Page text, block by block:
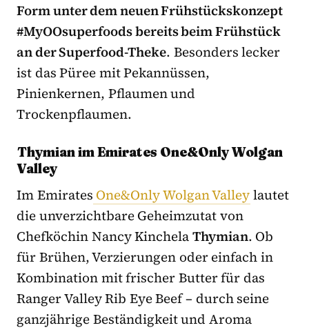
Form unter dem neuen Frühstückskonzept
#MyOOsuperfoods bereits beim Frühstück
an der Superfood-Theke. Besonders lecker
ist das Püree mit Pekannüssen,
Pinienkernen, Pflaumen und
Trockenpflaumen.
Thymian im Emirates One&Only Wolgan
Valley
Im Emirates One&Only Wolgan Valleylautet
die unverzichtbare Geheimzutat von
Chefköchin Nancy KinchelaThymian. Ob
für Brühen, Verzierungen oder einfach in
Kombination mit frischer Butter für das
Ranger Valley Rib Eye Beef – durch seine
ganzjährige Beständigkeit und Aroma